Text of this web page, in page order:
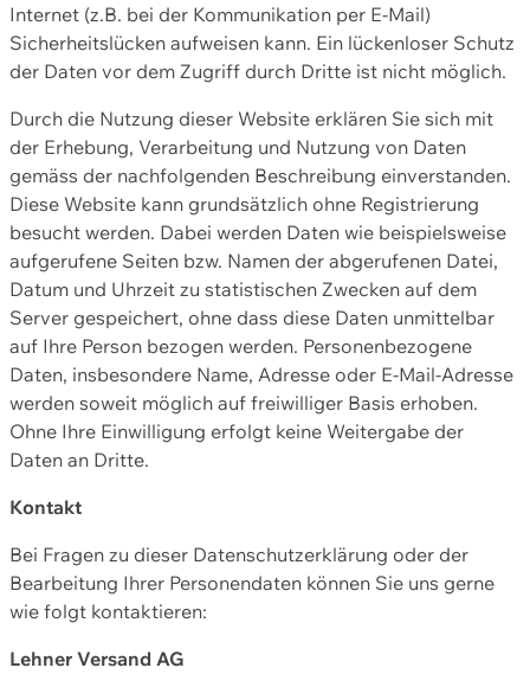
Internet (z.B. bei der Kommunikation per E-Mail)
Sicherheitslücken aufweisen kann. Ein lückenloser Schutz
der Daten vor dem Zugriff durch Dritte ist nicht möglich.
Durch die Nutzung dieser Website erklären Sie sich mit
der Erhebung, Verarbeitung und Nutzung von Daten
gemäss der nachfolgenden Beschreibung einverstanden.
Diese Website kann grundsätzlich ohne Registrierung
besucht werden. Dabei werden Daten wie beispielsweise
aufgerufene Seiten bzw. Namen der abgerufenen Datei,
Datum und Uhrzeit zu statistischen Zwecken auf dem
Server gespeichert, ohne dass diese Daten unmittelbar
auf Ihre Person bezogen werden. Personenbezogene
Daten, insbesondere Name, Adresse oder E-Mail-Adresse
werden soweit möglich auf freiwilliger Basis erhoben.
Ohne Ihre Einwilligung erfolgt keine Weitergabe der
Daten an Dritte.
Kontakt
Bei Fragen zu dieser Datenschutzerklärung oder der
Bearbeitung Ihrer Personendaten können Sie uns gerne
wie folgt kontaktieren:
Lehner Versand AG